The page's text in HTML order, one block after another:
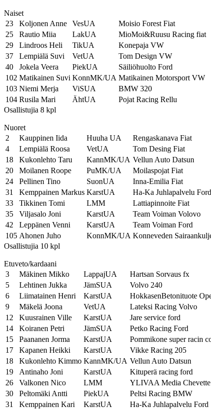
Naiset
23
Koljonen Anne VesUA
Moisio Forest Fiat
25
Rautio Miia LakUA
MioMoi&Ruusu Racing fiat
29
Lindroos Heli TikUA
Konepaja VW
37
Lempiälä Suvi VetUA
Tom Design VW
40
Jokela Veera PiekUA
Säiliöhuolto Ford
102 Matikainen Suvi KonnMK/UA Matikainen Motorsport VW
103 Niemi Merja ViSUA
BMW 320
104 Rusila Mari ÄhtUA
Pojat Racing Rellu
Osallistujia 8 kpl
Nuoret
2
Kauppinen Iida Huuha UA
Rengaskanava Fiat
4
Lempiälä Roosa VetUA
Tom Desing Fiat
18
Kukonlehto Taru KannMK/UA Vellun Auto Datsun
20
Moilanen Roope PuMK/UA
Moilaspojat Fiat
24
Pellinen Tino SuonUA
Inna-Emilia Fiat
31
Kemppainen Markus KarstUA
Ha-Ka Juhlapalvelu Ford
33
Tikkinen Tomi LMM
Lattiapinnoite Fiat
35
Viljasalo Joni KarstUA
Team Voiman Volovo
42
Leppänen Venni KarstUA
Team Voiman Ford
105 Ahonen Juho KonnMK/UA Konneveden
Osallistujia 10 kpl
Etuveto/kardaani
3
Mäkinen Mikko LappajUA
Hartsan Sorvaus fx
5
Lehtinen Jukka JämSUA
Volvo 240
6
Liimatainen Henri KarstUA
HokkasenBetonituote
9
Mäkelä Joona VetUA
Lateksi Racing Volvo
12
Kuusrainen Ville KarstUA
Jare service ford
14
Koiranen Petri JämSUA
Petko Racing Ford
15
Paananen Jorma KarstUA
Pommikone super racin
17
Kapanen Heikki KarstUA
Vikke Racing 205
18
Kukonlehto Kimmo KannMK/UA Vellun Auto Datsun
19
Antinaho Joni KarstUA
Kituperä racing ford
26
Valkonen Nico LMM
YLIVAA Media Chevette
30
Peltomäki Antti PiekUA
Peltsi Racing BMW
31
Kemppainen Kari KarstUA
Ha-Ka Juhlapalvelu Ford